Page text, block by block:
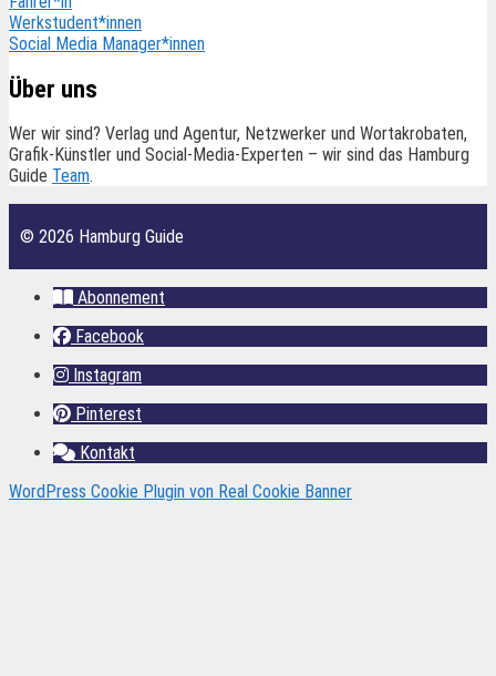
Werkstudent*innen
Social Media Manager*innen
Über uns
Wer wir sind? Verlag und Agentur, Netzwerker und Wortakrobaten,
Grafik-Künstler und Social-Media-Experten – wir sind das Hamburg
Guide Team.
© 2026 Hamburg Guide
Abonnement
Facebook
Instagram
Pinterest
Kontakt
WordPress Cookie Plugin von Real Cookie Banner